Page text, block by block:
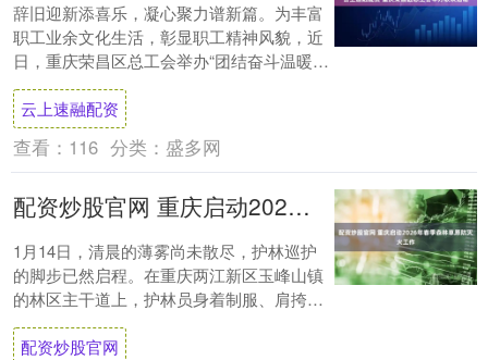
辞旧迎新添喜乐，凝心聚力谱新篇。为丰富
职工业余文化生活，彰显职工精神风貌，近
日，重庆荣昌区总工会举办“团结奋斗温暖同
行——工会大家庭喜迎新未来”2026年联欢
活....
云上速融配资
查看： 116 分类： 盛多网
配资炒股官网 重庆启动2026年春季森林草原防灭火工作
1月14日，清晨的薄雾尚未散尽，护林巡护
的脚步已然启程。在重庆两江新区玉峰山镇
的林区主干道上，护林员身着制服、肩挎扑
火工具，沿着划定路线步步巡护，枯枝落叶
间的每....
配资炒股官网